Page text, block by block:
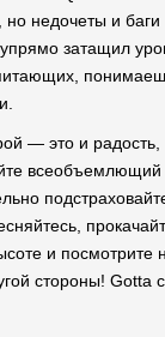
недочеты и баги
упрямо затащил
— это и радость,
всеобъемлющий
и посмотрите
стороны! Gotta